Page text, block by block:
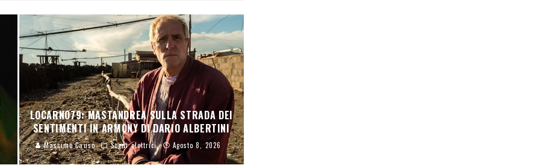
LOCARNO79: MASTANDREA SULLA STRADA DEI
SENTIMENTI IN ARMONY DI DARIO ALBERTINI
Massimo Causo Sogni elettrici Agosto 8, 2026